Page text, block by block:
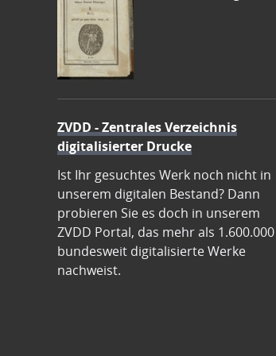
ZVDD - Zentrales Verzeichnis
digitalisierter Drucke
Ist Ihr gesuchtes Werk noch nicht in
unserem digitalen Bestand? Dann
probieren Sie es doch in unserem
ZVDD Portal, das mehr als 1.600.000
bundesweit digitalisierte Werke
nachweist.